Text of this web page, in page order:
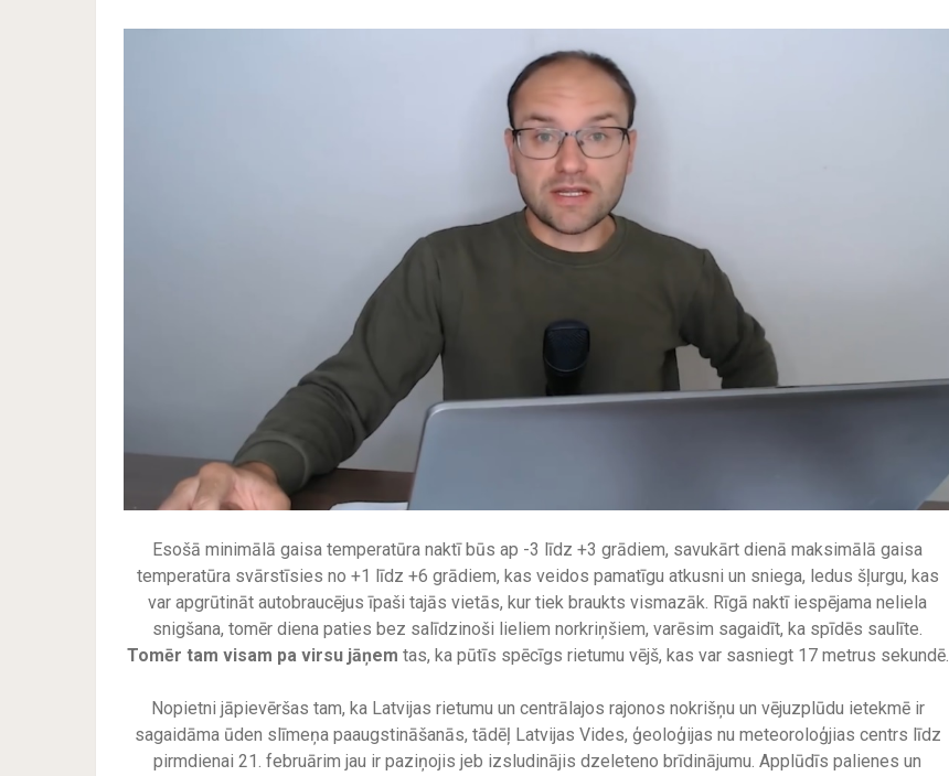
Esošā minimālā gaisa temperatūra naktī būs ap -3 līdz +3 grādiem, savukārt dienā maksimālā gaisa
temperatūra svārstīsies no +1 līdz +6 grādiem, kas veidos pamatīgu atkusni un sniega, ledus šļurgu, kas
var apgrūtināt autobraucējus īpaši tajās vietās, kur tiek braukts vismazāk. Rīgā naktī iespējama neliela
snigšana, tomēr diena paties bez salīdzinoši lieliem norkriņšiem, varēsim sagaidīt, ka spīdēs saulīte.
Tomēr tam visam pa virsu jāņem tas, ka pūtīs spēcīgs rietumu vējš, kas var sasniegt 17 metrus sekundē.
Nopietni jāpievēršas tam, ka Latvijas rietumu un centrālajos rajonos nokrišņu un vējuzplūdu ietekmē ir
sagaidāma ūden slīmeņa paaugstināšanās, tādēļ Latvijas Vides, ģeoloģijas nu meteoroloģjias centrs līdz
pirmdienai 21. februārim jau ir paziņojis jeb izsludinājis dzeleteno brīdinājumu. Applūdīs palienes un